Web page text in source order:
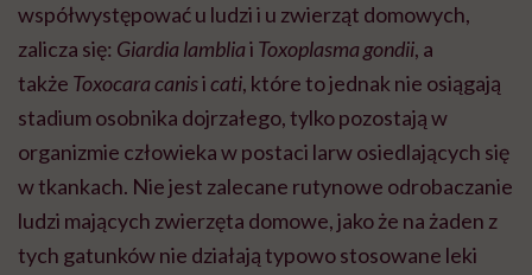
współwystępować u ludzi i u zwierząt domowych,
zalicza się: Giardia lambliai Toxoplasma gondii, a
także Toxocara canisicati, które to jednak nie osiągają
stadium osobnika dojrzałego, tylko pozostają w
organizmie człowieka w postaci larw osiedlających się
w tkankach. Nie jest zalecane rutynowe odrobaczanie
ludzi mających zwierzęta domowe, jako że na żaden z
tych gatunków nie działają typowo stosowane leki